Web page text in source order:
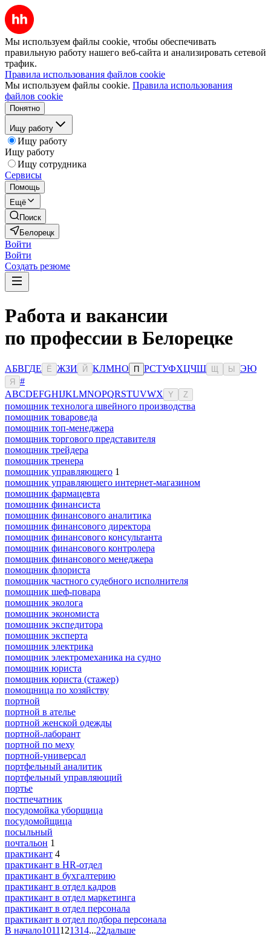
Мы используем файлы cookie, чтобы обеспечивать
правильную работу нашего веб-сайта и анализировать сетевой
трафик.
Правила использования файлов cookie
Мы используем файлы cookie. Правила использования
файлов cookie
Понятно
Ищу работу
Ищу работу
Ищу работу
Ищу сотрудника
Сервисы
Помощь
Ещё
Поиск
Белорецк
Войти
Войти
Создать резюме
Работа и вакансии
по профессии в Белорецке
АБВГДЕ Ё ЖЗИ Й КЛМНО П РСТУФХЦЧШ Ы ЭЮ
Я
#
ABCDEFGHIJKLMNOPQRSTUVWX Y Z
помощник технолога швейного производства
помощник товароведа
помощник топ-менеджера
помощник торгового представителя
помощник трейдера
помощник тренера
помощник управляющего 1
помощник управляющего интернет-магазином
помощник фармацевта
помощник финансиста
помощник финансового аналитика
помощник финансового директора
помощник финансового консультанта
помощник финансового контролера
помощник финансового менеджера
помощник флориста
помощник частного судебного исполнителя
помощник шеф-повара
помощник эколога
помощник экономиста
помощник экспедитора
помощник эксперта
помощник электрика
помощник электромеханика на судно
помощник юриста
помощник юриста (стажер)
помощница по хозяйству
портной
портной в ателье
портной женской одежды
портной-лаборант
портной по меху
портной-универсал
портфельный аналитик
портфельный управляющий
портье
постпечатник
посудомойка уборщица
посудомойщица
посыльный
почтальон 1
практикант 4
практикант в HR-отдел
практикант в бухгалтерию
практикант в отдел кадров
практикант в отдел маркетинга
практикант в отдел персонала
практикант в отдел подбора персонала
В начало1011121314...22дальше